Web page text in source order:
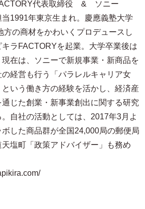
代表取締役 & ソニー
当1991年東京生まれ。慶應義塾大学
方の商材をかわいくプロデュースし
ラFACTORYを起業。大学卒業後は
在は、ソニーで新規事業・新商品を
経営も行う「パラレルキャリア女
いう働き方の経験を活かし、経済産
じた創業・新事業創出に関する研究
自社の活動としては、2017年3月よ
した商品群が全国24,000局の郵便局
塩町「政策アドバイザー」も務め